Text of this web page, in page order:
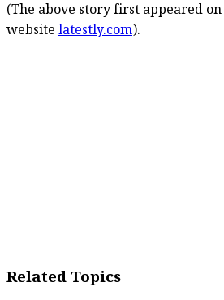
(The above story first appeared
website latestly.com).
Related Topics